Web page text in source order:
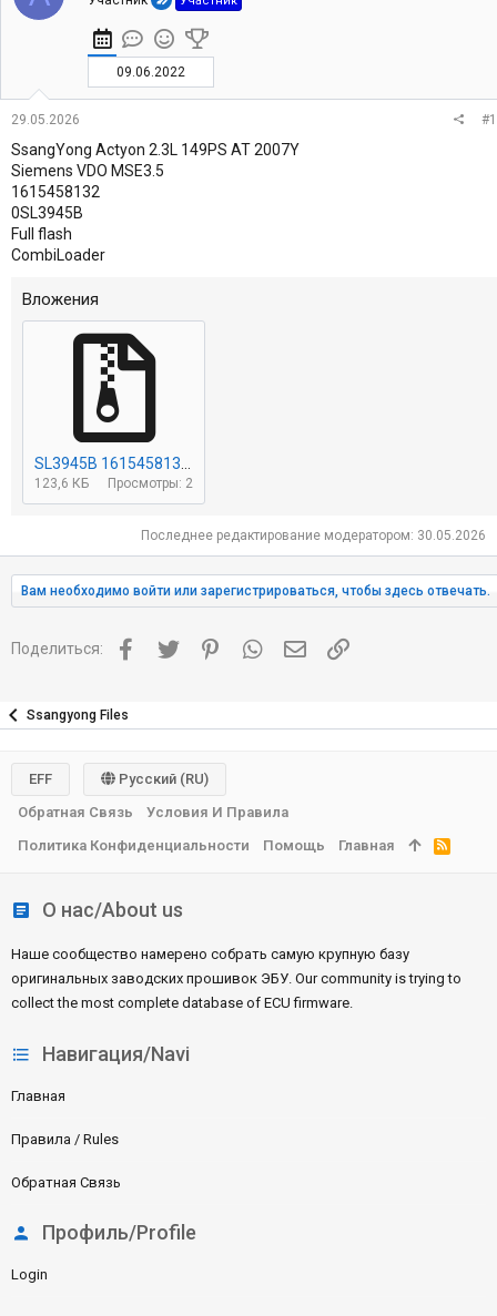
м
л
а
09.06.2022
29.05.2026 #1
SsangYong Actyon 2.3L 149PS AT 2007Y
Siemens VDO MSE3.5
1615458132
0SL3945B
Full flash
CombiLoader
Вложения
123,6 КБ Просмотры: 2
Последнее редактирование модератором: 30.05.2026
Вам необходимо войти или зарегистрироваться, чтобы здесь отвечать.
Поделиться: Facebook
Twitter PinterestWhatsAppЭлектронная почта
Ссылка
Ssangyong Files
О нас/About us
Наше сообщество намерено собрать самую крупную базу
оригинальных заводских прошивок ЭБУ. Our community is trying to
collect the most complete database of ECU firmware.
Навигация/Navi
Главная
Правила / Rules
Обратная Связь
Профиль/Profile
Login
EFF
Русский (RU)
Обратная Связь
Условия И Правила
Политика Конфиденциальности
Помощь Главная
R
S